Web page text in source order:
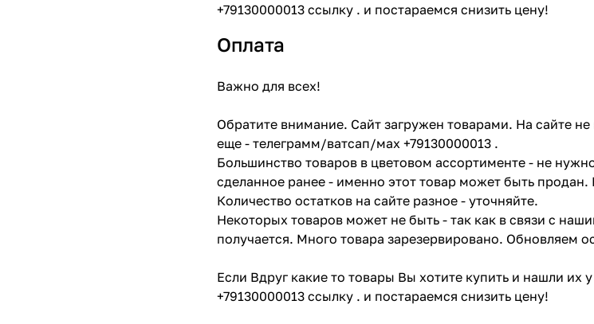
+79130000013 ссылку . и постараемся снизить цену!
Оплата
Важно для всех!
Обратите внимание. Сайт загружен товарами. На сайте
еще - телеграмм/ватсап/мах +79130000013 .
Большинство товаров в цветовом ассортименте - не
сделанное ранее - именно этот товар может быть продан.
Количество остатков на сайте разное - уточняйте.
Некоторых товаров может не быть - так как в связи с
получается. Много товара зарезервировано. Обновляем
Если Вдруг какие то товары Вы хотите купить и нашли
+79130000013 ссылку . и постараемся снизить цену!